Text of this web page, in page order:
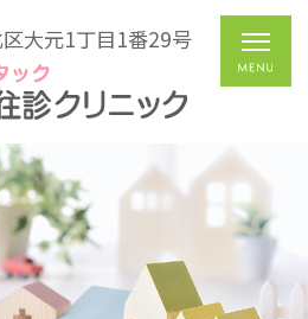
大元1丁目1番29号